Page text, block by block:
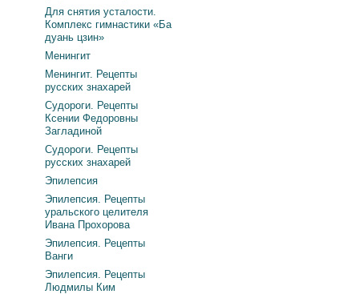
Для снятия усталости.
Комплекс гимнастики «Ба
дуань цзин»
Менингит
Менингит. Рецепты
русских знахарей
Судороги. Рецепты
Ксении Федоровны
Загладиной
Судороги. Рецепты
русских знахарей
Эпилепсия
Эпилепсия. Рецепты
уральского целителя
Ивана Прохорова
Эпилепсия. Рецепты
Ванги
Эпилепсия. Рецепты
Людмилы Ким